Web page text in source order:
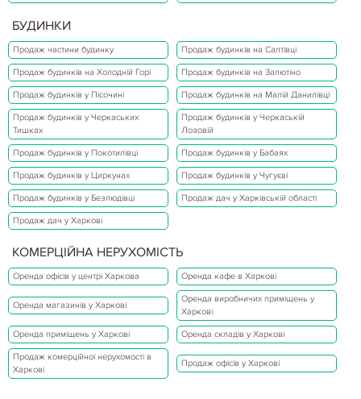
БУДИНКИ
Продаж частини будинку Продаж будинків на Салтівці
Продаж будинків на Холодній Горі Продаж будинків на Залютіно
Продаж будинків у Пісочині Продаж будинків на Малій Данилівці
Продаж будинків у Черкаських
Тишках
Продаж будинків у Черкаській
Лозовій
Продаж будинків у Покотилівці Продаж будинків у Бабаях
Продаж будинків у Циркунах Продаж будинків у Чугуєві
Продаж будинків у Безлюдівці Продаж дач у Харківській області
Продаж дач у Харкові
КОМЕРЦІЙНА НЕРУХОМІСТЬ
Оренда офісів у центрі Харкова Оренда кафе в Харкові
Оренда магазинів у Харкові
Оренда виробничих приміщень у
Харкові
Оренда приміщень у Харкові Оренда складів у Харкові
Продаж комерційної нерухомості в
Харкові
Продаж офісів у Харкові